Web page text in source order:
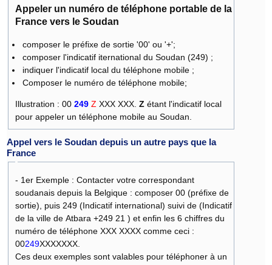
Appeler un numéro de téléphone portable de la
France vers le Soudan
composer le préfixe de sortie '00' ou '+';
composer l'indicatif iternational du Soudan (249) ;
indiquer l'indicatif local du téléphone mobile ;
Composer le numéro de téléphone mobile;
Illustration : 00 249 Z XXX XXX. Z étant l'indicatif local
pour appeler un téléphone mobile au Soudan.
Appel vers le Soudan depuis un autre pays que la
France
- 1er Exemple : Contacter votre correspondant
soudanais depuis la Belgique : composer 00 (préfixe de
sortie), puis 249 (Indicatif international) suivi de (Indicatif
de la ville de Atbara +249 21 ) et enfin les 6 chiffres du
numéro de téléphone XXX XXXX comme ceci :
00249XXXXXXX.
Ces deux exemples sont valables pour téléphoner à un